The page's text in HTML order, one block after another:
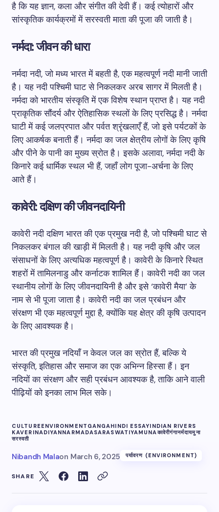
है कि यह ज्ञान, कला और संगीत की देवी हैं। कई त्योहारों और
सांस्कृतिक कार्यक्रमों में सरस्वती माता की पूजा की जाती है।
नर्मदा: जीवन की धारा
नर्मदा नदी, जो मध्य भारत में बहती है, एक महत्वपूर्ण नदी मानी जाती
है। यह नदी पश्चिमी घाट से निकलकर अरब सागर में मिलती है।
नर्मदा को भारतीय संस्कृति में एक विशेष स्थान प्राप्त है। यह नदी
प्राकृतिक सौंदर्य और ऐतिहासिक स्थलों के लिए प्रसिद्ध है। नर्मदा
घाटी में कई जलप्रपात और पर्वत श्रृंखलाएँ हैं, जो इसे पर्यटकों के
लिए आकर्षक बनाती हैं। नर्मदा का जल क्षेत्रीय लोगों के लिए कृषि
और पीने के पानी का मुख्य स्रोत है। इसके अलावा, नर्मदा नदी के
किनारे कई धार्मिक स्थल भी हैं, जहाँ लोग पूजा-अर्चना के लिए
आते हैं।
कावेरी: दक्षिण की जीवनदायिनी
कावेरी नदी दक्षिण भारत की एक प्रमुख नदी है, जो पश्चिमी घाट से
निकलकर बंगाल की खाड़ी में मिलती है। यह नदी कृषि और जल
संसाधनों के लिए अत्यधिक महत्वपूर्ण है। कावेरी के किनारे स्थित
शहरों में तामिलनाडु और कर्नाटक शामिल हैं। कावेरी नदी का जल
स्थानीय लोगों के लिए जीवनदायिनी है और इसे ‘कावेरी मैया’ के
नाम से भी पूजा जाता है। कावेरी नदी का जल प्रबंधन और
संरक्षण भी एक महत्वपूर्ण मुद्दा है, क्योंकि यह क्षेत्र की कृषि उत्पादन
के लिए आवश्यक है।
भारत की प्रमुख नदियाँ न केवल जल का स्रोत हैं, बल्कि ये
संस्कृति, इतिहास और समाज का एक अभिन्न हिस्सा हैं। इन
नदियों का संरक्षण और सही प्रबंधन आवश्यक है, ताकि आने वाली
पीढ़ियों को इनका लाभ मिल सके।
CULTUREENVIRONMENT GANGAHINDI ESSAYINDIAN RIVERS
KAVERINADIYANNARMADASARASWATIYAMUNAकावेरीगंगानर्मदायमुना
सरस्वती
Nibandh Malaon March 6, 2025 पर्यावरण (ENVIRONMENT)
SHARE